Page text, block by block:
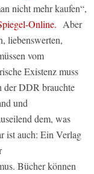
nicht mehr kaufen“,
Online. Aber
liebenswerten,
vom
Existenz muss
der DDR brauchte
und
dem, was
ist auch: Ein Verlag
Bücher können